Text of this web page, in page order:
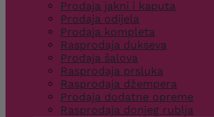
Prodaja jakni i kaputa
Prodaja odijela
Prodaja kompleta
Rasprodaja dukseva
Prodaja šalova
Rasprodaja prsluka
Rasprodaja džempera
Prodaja dodatne opreme
Rasprodaja donjeg rublja